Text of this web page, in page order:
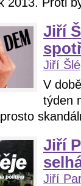
Jiří
Jiří
V
týden
Jiří
Jiří